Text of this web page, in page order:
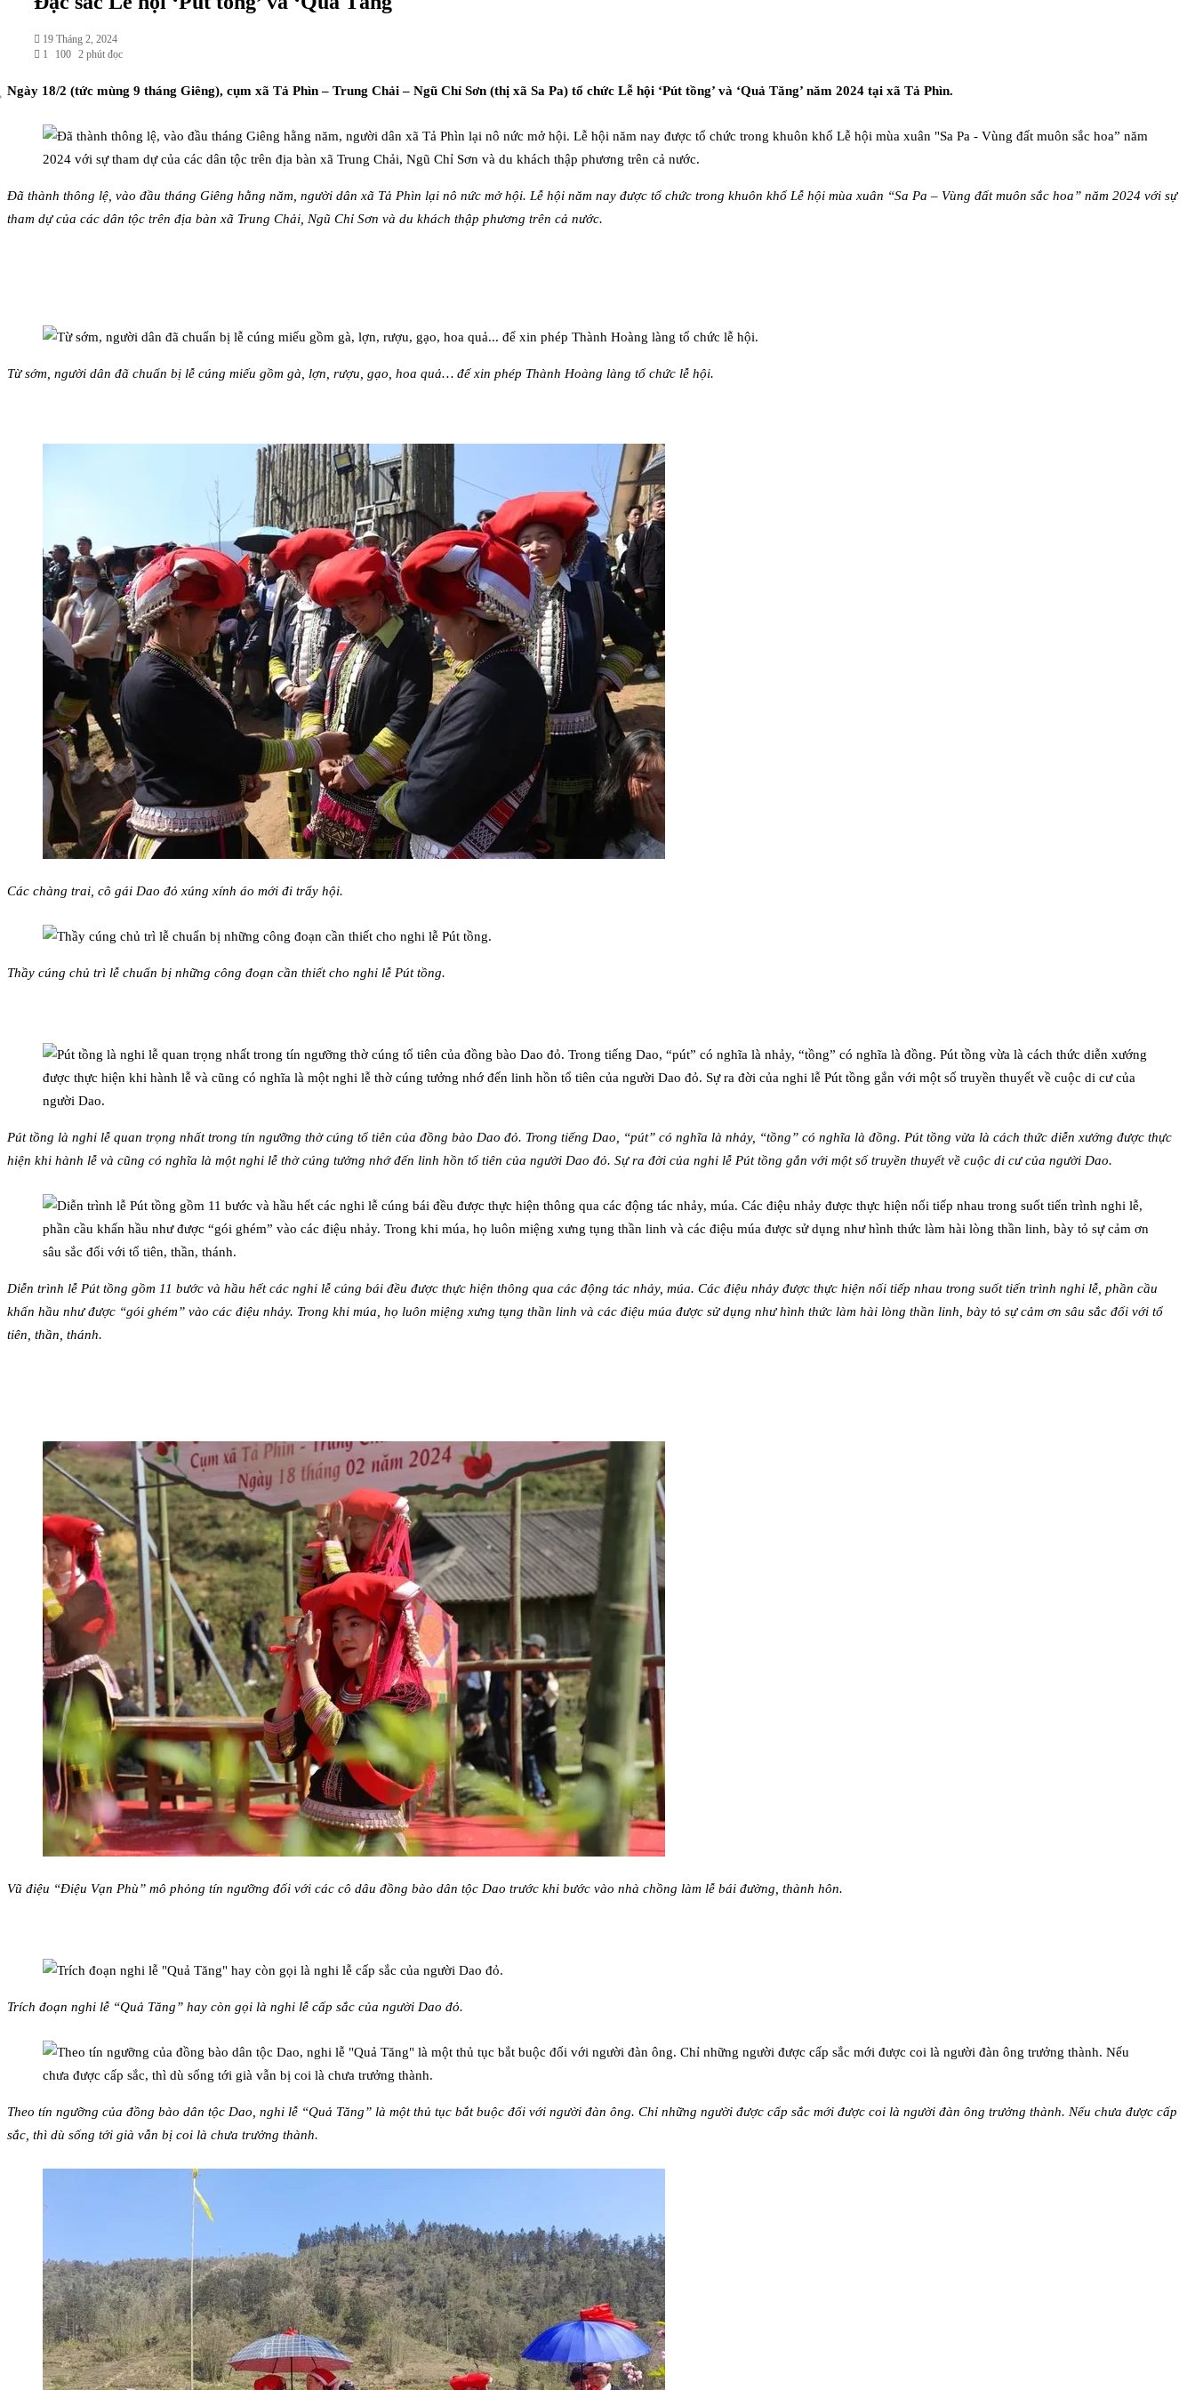
19 Tháng 2, 2024
1
100 2 phút đọc
Ngày 18/2 (tức mùng 9 tháng Giêng), cụm xã Tả Phìn – Trung Chải – Ngũ Chỉ Sơn (thị xã Sa Pa) tổ chức Lễ hội ‘Pút tồng’ và ‘Quả Tăng’ năm 2024 tại xã Tả Phìn.
Đã thành thông lệ, vào đầu tháng Giêng hằng năm, người dân xã Tả Phìn lại nô nức mở hội. Lễ hội năm nay được tổ chức trong khuôn khổ Lễ hội mùa xuân “Sa Pa – Vùng đất muôn sắc hoa” năm 2024 với sự
tham dự của các dân tộc trên địa bàn xã Trung Chải, Ngũ Chỉ Sơn và du khách thập phương trên cả nước.
Từ sớm, người dân đã chuẩn bị lễ cúng miếu gồm gà, lợn, rượu, gạo, hoa quả… để xin phép Thành Hoàng làng tổ chức lễ hội.
Các chàng trai, cô gái Dao đỏ xúng xính áo mới đi trẩy hội.
Thầy cúng chủ trì lễ chuẩn bị những công đoạn cần thiết cho nghi lễ Pút tồng.
Pút tồng là nghi lễ quan trọng nhất trong tín ngưỡng thờ cúng tổ tiên của đồng bào Dao đỏ. Trong tiếng Dao, “pút” có nghĩa là nhảy, “tồng” có nghĩa là đồng. Pút tồng vừa là cách thức diễn xướng được thực
hiện khi hành lễ và cũng có nghĩa là một nghi lễ thờ cúng tưởng nhớ đến linh hồn tổ tiên của người Dao đỏ. Sự ra đời của nghi lễ Pút tồng gắn với một số truyền thuyết về cuộc di cư của người Dao.
Diễn trình lễ Pút tồng gồm 11 bước và hầu hết các nghi lễ cúng bái đều được thực hiện thông qua các động tác nhảy, múa. Các điệu nhảy được thực hiện nối tiếp nhau trong suốt tiến trình nghi lễ, phần cầu
khấn hầu như được “gói ghém” vào các điệu nhảy. Trong khi múa, họ luôn miệng xưng tụng thần linh và các điệu múa được sử dụng như hình thức làm hài lòng thần linh, bày tỏ sự cảm ơn sâu sắc đối với tổ
tiên, thần, thánh.
Vũ điệu “Điệu Vạn Phù” mô phỏng tín ngưỡng đối với các cô dâu đồng bào dân tộc Dao trước khi bước vào nhà chồng làm lễ bái đường, thành hôn.
Trích đoạn nghi lễ “Quả Tăng” hay còn gọi là nghi lễ cấp sắc của người Dao đỏ.
Theo tín ngưỡng của đồng bào dân tộc Dao, nghi lễ “Quả Tăng” là một thủ tục bắt buộc đối với người đàn ông. Chỉ những người được cấp sắc mới được coi là người đàn ông trưởng thành. Nếu chưa được cấp
sắc, thì dù sống tới già vẫn bị coi là chưa trưởng thành.